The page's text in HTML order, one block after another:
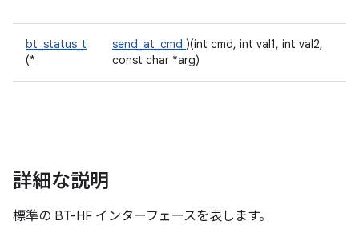
bt_status_t
(*
send_at_cmd )(int cmd, int val1, int val2,
const char *arg)
詳細な説明
標準の BT-HF インターフェースを表します。